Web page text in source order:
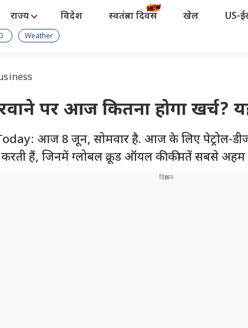
राज्य विदेश स्वतंत्रता दिवस खेल US-
Weather
पर आज कितना होगा खर्च?
आज 8 जून, सोमवार है. आज के लिए पेट्रोल-
करती हैं, जिनमें ग्लोबल क्रूड ऑयल की कीमतें सबसे अहम